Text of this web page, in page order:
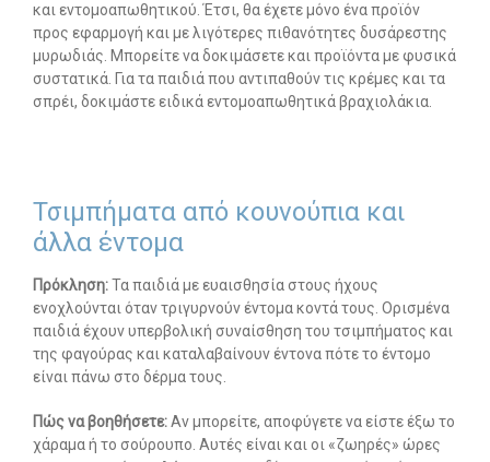
και εντομοαπωθητικού. Έτσι, θα έχετε μόνο ένα προϊόν
προς εφαρμογή και με λιγότερες πιθανότητες δυσάρεστης
μυρωδιάς. Μπορείτε να δοκιμάσετε και προϊόντα με φυσικά
συστατικά. Για τα παιδιά που αντιπαθούν τις κρέμες και τα
σπρέι, δοκιμάστε ειδικά εντομοαπωθητικά βραχιολάκια.
Τσιμπήματα από κουνούπια και
άλλα έντομα
Πρόκληση:Τα παιδιά με ευαισθησία στους ήχους
ενοχλούνται όταν τριγυρνούν έντομα κοντά τους. Ορισμένα
παιδιά έχουν υπερβολική συναίσθηση του τσιμπήματος και
της φαγούρας και καταλαβαίνουν έντονα πότε το έντομο
είναι πάνω στο δέρμα τους.
Πώς να βοηθήσετε:Αν μπορείτε, αποφύγετε να είστε έξω το
χάραμα ή το σούρουπο. Αυτές είναι και οι «ζωηρές» ώρες